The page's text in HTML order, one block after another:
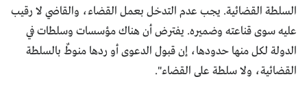
السلطة القضائية. يجب عدم التدخل بعمل القضاء، والقاضي لا رقيب
عليه سوى قناعته وضميره. يفترض أن هناك مؤسسات وسلطات في
الدولة لكل منها حدودها، إن قبول الدعوى أو ردها منوطٌ بالسلطة
القضائية، ولا سلطة على القضاء".